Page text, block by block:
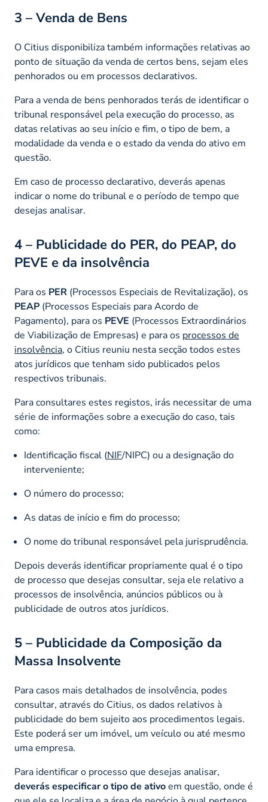
3 – Venda de Bens
O Citius disponibiliza também informações relativas ao
ponto de situação da venda de certos bens, sejam eles
penhorados ou em processos declarativos.
Para a venda de bens penhorados terás de identificar o
tribunal responsável pela execução do processo, as
datas relativas ao seu início e fim, o tipo de bem, a
modalidade da venda e o estado da venda do ativo em
questão.
Em caso de processo declarativo, deverás apenas
indicar o nome do tribunal e o período de tempo que
desejas analisar.
4 – Publicidade do PER, do PEAP, do
PEVE e da insolvência
Para os PER (Processos Especiais de Revitalização), os
PEAP (Processos Especiais para Acordo de
Pagamento), para os PEVE (Processos Extraordinários
de Viabilização de Empresas) e para os processos de
insolvência, o Citius reuniu nesta secção todos estes
atos jurídicos que tenham sido publicados pelos
respectivos tribunais.
Para consultares estes registos, irás necessitar de uma
série de informações sobre a execução do caso, tais
como:
Identificação fiscal (NIF/NIPC) ou a designação do
interveniente;
O número do processo;
As datas de início e fim do processo;
O nome do tribunal responsável pela jurisprudência.
Depois deverás identificar propriamente qual é o tipo
de processo que desejas consultar, seja ele relativo a
processos de insolvência, anúncios públicos ou à
publicidade de outros atos jurídicos.
5 – Publicidade da Composição da
Massa Insolvente
Para casos mais detalhados de insolvência, podes
consultar, através do Citius, os dados relativos à
publicidade do bem sujeito aos procedimentos legais.
Este poderá ser um imóvel, um veículo ou até mesmo
uma empresa.
Para identificar o processo que desejas analisar,
deverás especificar o tipo de ativoem questão, onde é